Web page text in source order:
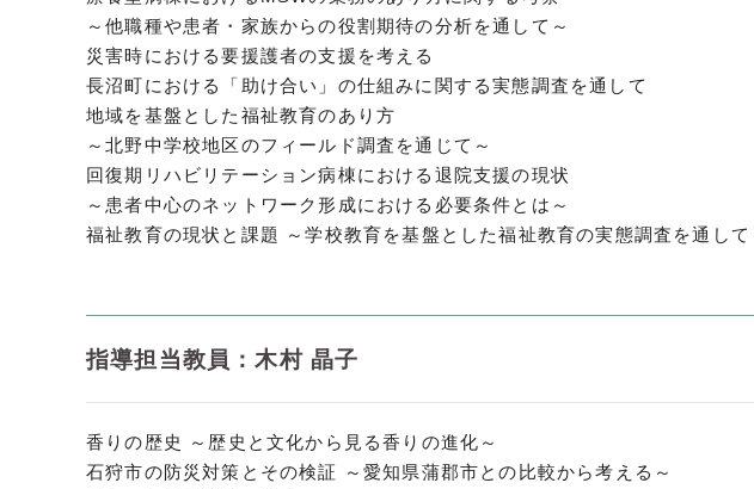
～他職種や患者・家族からの役割期待の分析を通して～
災害時における要援護者の支援を考える
長沼町における「助け合い」の仕組みに関する実態調査を通して
地域を基盤とした福祉教育のあり方
～北野中学校地区のフィールド調査を通じて～
回復期リハビリテーション病棟における退院支援の現状
～患者中心のネットワーク形成における必要条件とは～
福祉教育の現状と課題 ～学校教育を基盤とした福祉教育の実態調査を通して
指導担当教員：木村 晶子
香りの歴史 ～歴史と文化から見る香りの進化～
石狩市の防災対策とその検証 ～愛知県蒲郡市との比較から考える～